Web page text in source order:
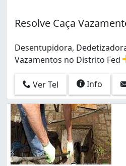
Resolve Caça
Desentupidora,
Vazamentos no Distrito Fed
Ver Tel
Info